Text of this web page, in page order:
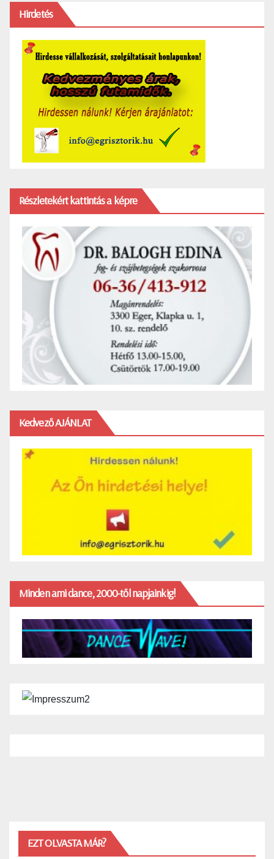
Hirdetés
Részletekért kattintás a képre
Kedvező AJÁNLAT
Minden ami dance, 2000-től napjainkig!
EZT OLVASTA MÁR?